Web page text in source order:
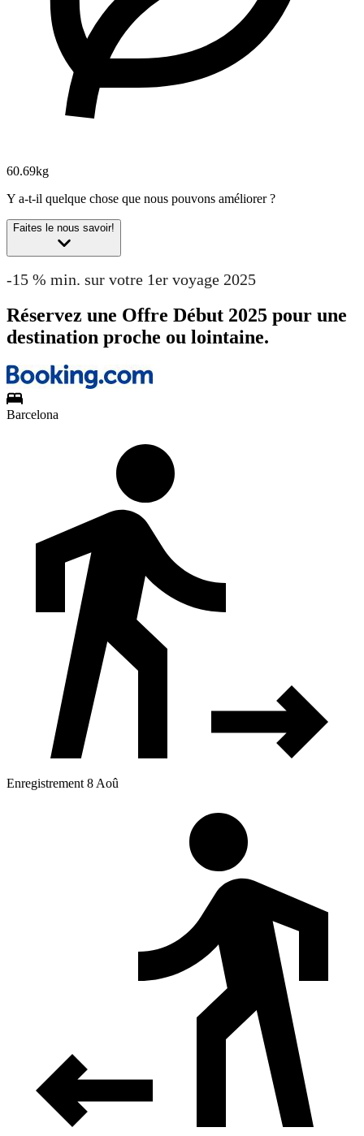
60.69kg
Y a-t-il quelque chose que nous pouvons améliorer ?
Faites le nous savoir!
-15 % min. sur votre 1er voyage 2025
Réservez une Offre Début 2025 pour une
destination proche ou lointaine.
Barcelona
Enregistrement 8 Aoû